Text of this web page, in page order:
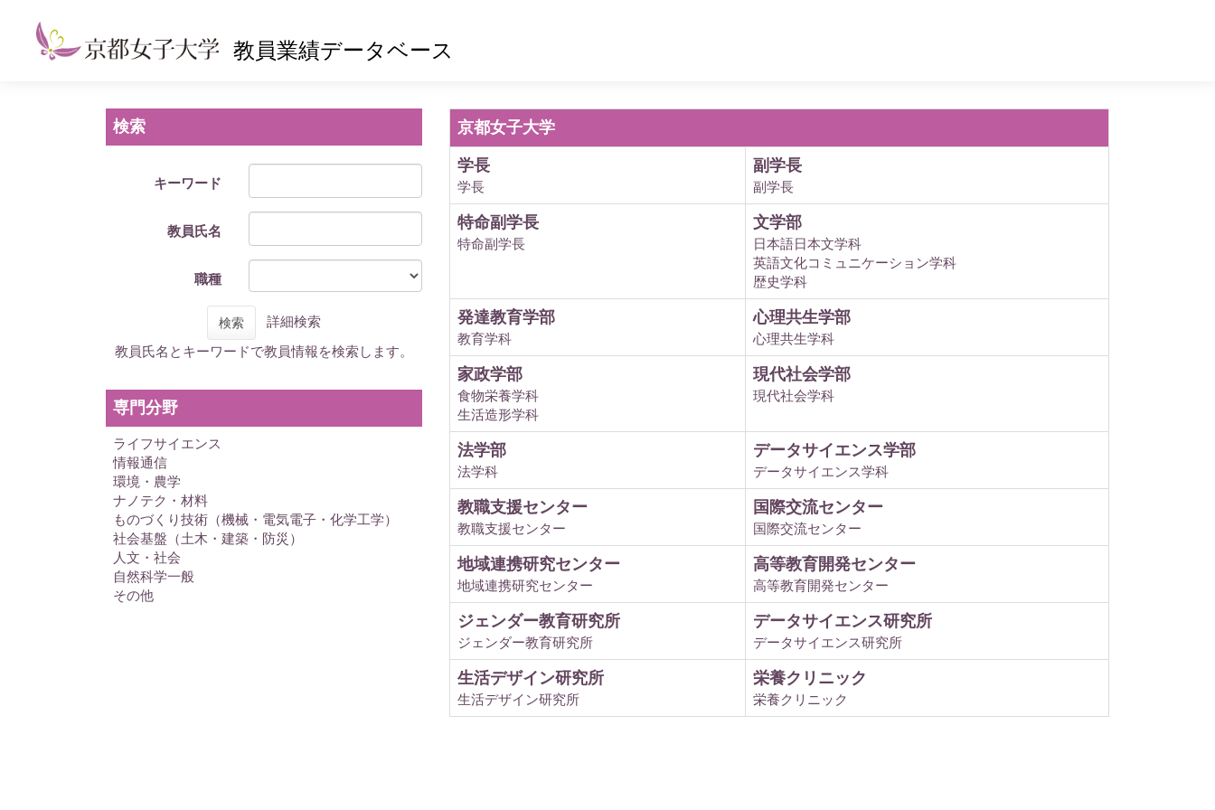
教員業績データベース
検索
キーワード
教員氏名
職種
検索
詳細検索
教員氏名とキーワードで教員情報を検索します。
専門分野
ライフサイエンス
情報通信
環境・農学
ナノテク・材料
ものづくり技術（機械・電気電子・化学工学）
社会基盤（土木・建築・防災）
人文・社会
自然科学一般
その他
京都女子大学
学長
学長
副学長
副学長
特命副学長
特命副学長
文学部
日本語日本文学科
英語文化コミュニケーション学科
歴史学科
発達教育学部
教育学科
心理共生学部
心理共生学科
家政学部
食物栄養学科
生活造形学科
現代社会学部
現代社会学科
法学部
法学科
データサイエンス学部
データサイエンス学科
教職支援センター
教職支援センター
国際交流センター
国際交流センター
地域連携研究センター
地域連携研究センター
高等教育開発センター
高等教育開発センター
ジェンダー教育研究所
ジェンダー教育研究所
データサイエンス研究所
データサイエンス研究所
生活デザイン研究所
生活デザイン研究所
栄養クリニック
栄養クリニック